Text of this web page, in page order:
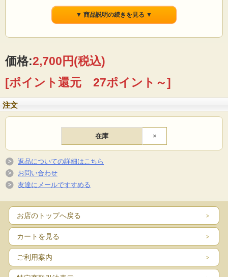
▼ 商品説明の続きを見る ▼
価格:2,700円(税込)
[ポイント還元 27ポイント～]
注文
在庫 ×
返品についての詳細はこちら
お問い合わせ
友達にメールですすめる
お店のトップへ戻る
カートを見る
ご利用案内